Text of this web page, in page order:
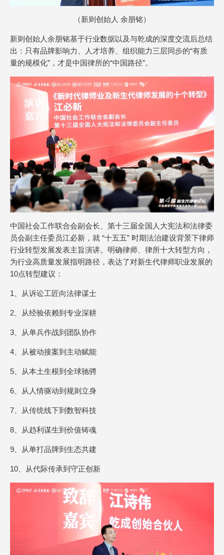
（新则创始人 余朋铭）
新则创始人余朋铭基于行业数据以及与乾成的深度交流后总结
出：只有品牌影响力、人才培养、组织能力三层同步的“有质
量的规模化”，才是中国律所的“中国路径”。
中国社会工作联合会副会长、第十三届全国人大宪法和法律委
员会副主任委员江必新，就 “十五五” 时期法治建设背景下律师
行业转型发展发表主旨演讲。明确律师、律所十大转型方向，
为行业高质量发展指明路径，表达了对新生代律师职业发展的
10点转型建议：
1、从诉讼工匠向法律谋士
2、从经验依赖到专业深耕
3、从单兵作战到团队协作
4、从被动接案到主动赋能
5、从本土生根到全球驰骋
6、从人情驱动到规则立身
7、从传统线下到数智科技
8、从趋利谋生到价值铸魂
9、从单打品牌到生态共建
10、从代际传承到守正创新